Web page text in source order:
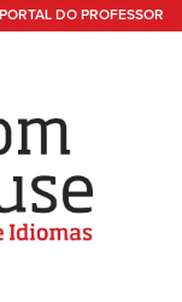
PORTAL DO PROFESSOR